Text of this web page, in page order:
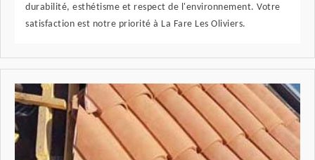
durabilité, esthétisme et respect de l'environnement. Votre
satisfaction est notre priorité à La Fare Les Oliviers.